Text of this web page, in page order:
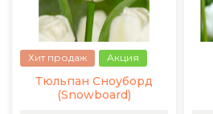
Хит продаж Акция
Тюльпан Сноуборд
(Snowboard)